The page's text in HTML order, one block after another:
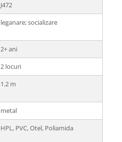
J472
leganare; socializare
2+ ani
2 locuri
1.2 m
metal
HPL, PVC, Otel, Poliamida